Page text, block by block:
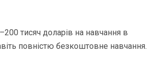
тисяч доларів на навчання в
повністю безкоштовне навчання.